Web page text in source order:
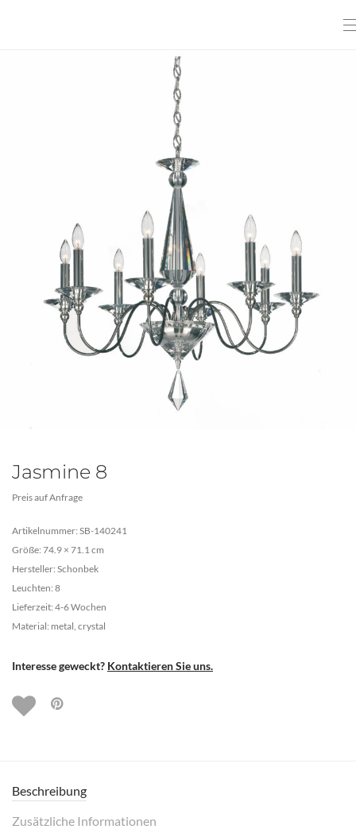
Jasmine 8
Preis auf Anfrage
Artikelnummer: SB-140241
Größe: 74.9 × 71.1 cm
Hersteller: Schonbek
Leuchten: 8
Lieferzeit: 4-6 Wochen
Material: metal, crystal
Interesse geweckt? Kontaktieren Sie uns.
Beschreibung
Zusätzliche Informationen